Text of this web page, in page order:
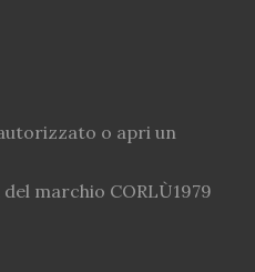
o apri un
marchio CORLÙ1979